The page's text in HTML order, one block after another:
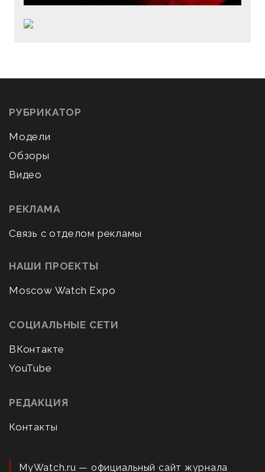
РУБРИКАТОР
Модели
Обзоры
Видео
РЕКЛАМА
Связь с отделом рекламы
НАШИ ПРОЕКТЫ
Moscow Watch Expo
СОЦИАЛЬНЫЕ СЕТИ
ВКонтакте
YouTube
РЕДАКЦИЯ
Контакты
MyWatch.ru — официальный сайт журнала